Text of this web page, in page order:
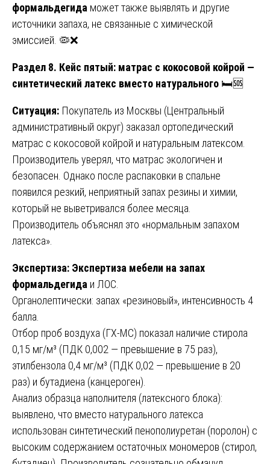
формальдегида может также выявлять и другие
источники запаха, не связанные с химической
эмиссией. 🦠❌
Раздел 8. Кейс пятый: матрас с кокосовой койрой —
синтетический латекс вместо натурального 🛏️🆘
Ситуация: Покупатель из Москвы (Центральный
административный округ) заказал ортопедический
матрас с кокосовой койрой и натуральным латексом.
Производитель уверял, что матрас экологичен и
безопасен. Однако после распаковки в спальне
появился резкий, неприятный запах резины и химии,
который не выветривался более месяца.
Производитель объяснял это «нормальным запахом
латекса».
Экспертиза: Экспертиза мебели на запах
формальдегида и ЛОС.
Органолептически: запах «резиновый», интенсивность 4
балла.
Отбор проб воздуха (ГХ-МС) показал наличие стирола
0,15 мг/м³ (ПДК 0,002 — превышение в 75 раз),
этилбензола 0,4 мг/м³ (ПДК 0,02 — превышение в 20
раз) и бутадиена (канцероген).
Анализ образца наполнителя (латексного блока):
выявлено, что вместо натурального латекса
использован синтетический пенополиуретан (поролон) с
высоким содержанием остаточных мономеров (стирол,